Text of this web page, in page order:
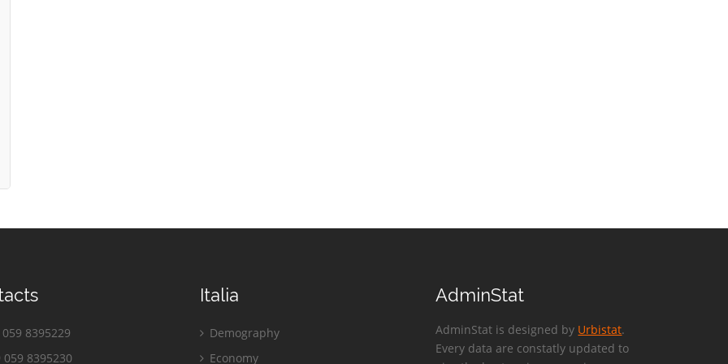
059 8395229
059 8395230
Italia
Demography
Economy
AdminStat
AdminStat is designed by Urbistat.
Every data are constatly updated to